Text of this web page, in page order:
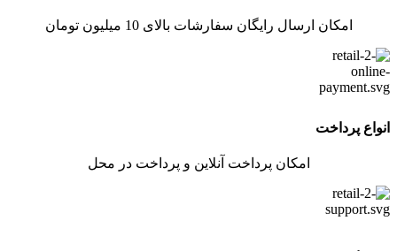
امکان ارسال رایگان سفارشات بالای 10 میلیون تومان
انواع پرداخت
امکان پرداخت آنلاین و پرداخت در محل